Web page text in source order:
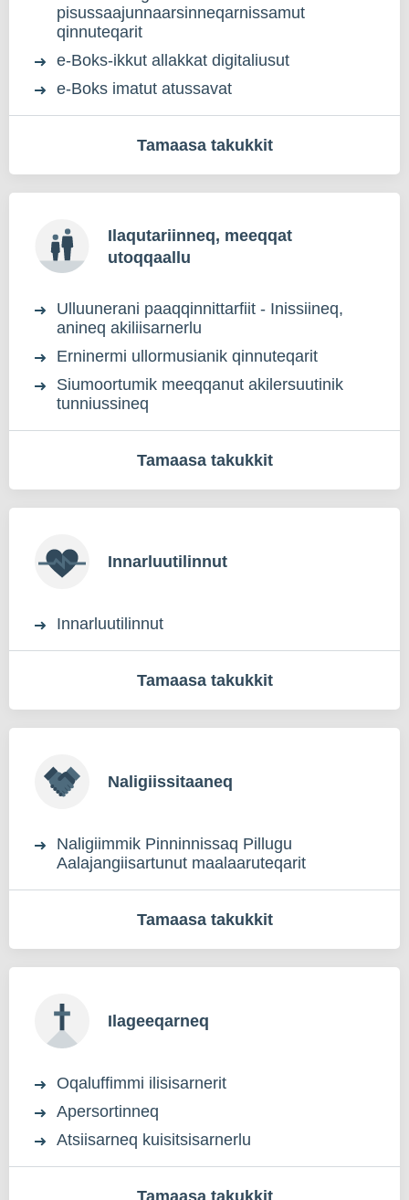
pisussaajunnaarsinneqarnissamut
qinnuteqarit
e-Boks-ikkut allakkat digitaliusut
e-Boks imatut atussavat
Tamaasa takukkit
Ilaqutariinneq, meeqqat
utoqqaallu
Ulluunerani paaqqinnittarfiit - Inissiineq,
anineq akiliisarnerlu
Erninermi ullormusianik qinnuteqarit
Siumoortumik meeqqanut akilersuutinik
tunniussineq
Tamaasa takukkit
Innarluutilinnut
Innarluutilinnut
Tamaasa takukkit
Naligiissitaaneq
Naligiimmik Pinninnissaq Pillugu
Aalajangiisartunut maalaaruteqarit
Tamaasa takukkit
Ilageeqarneq
Oqaluffimmi ilisisarnerit
Apersortinneq
Atsiisarneq kuisitsisarnerlu
Tamaasa takukkit